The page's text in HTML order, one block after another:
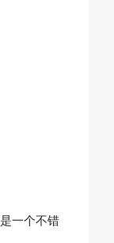
一个不错